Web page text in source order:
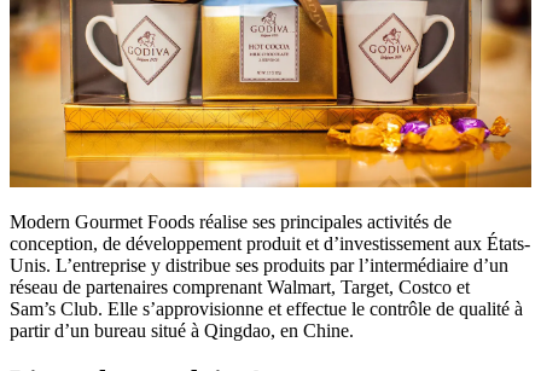
Modern Gourmet Foods réalise ses principales activités de
conception, de développement produit et d’investissement aux États-
Unis. L’entreprise y distribue ses produits par l’intermédiaire d’un
réseau de partenaires comprenant Walmart, Target, Costco et
Sam’s Club. Elle s’approvisionne et effectue le contrôle de qualité à
partir d’un bureau situé à Qingdao, en Chine.